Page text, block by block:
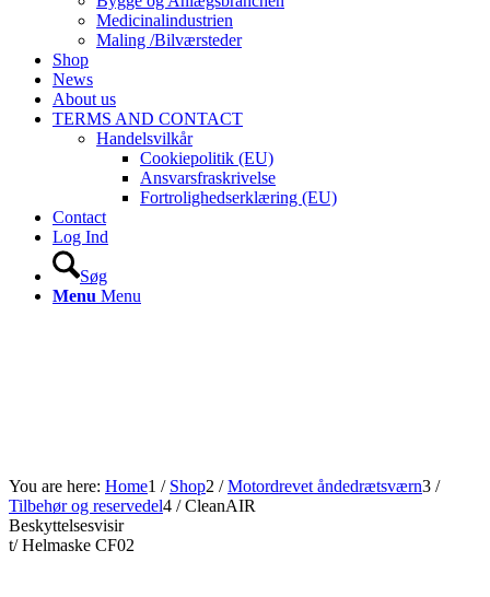
Medicinalindustrien
Maling /Bilværsteder
Shop
News
About us
TERMS AND CONTACT
Handelsvilkår
Cookiepolitik (EU)
Ansvarsfraskrivelse
Fortrolighedserklæring (EU)
Contact
Log Ind
Søg
Menu Menu
You are here: Home1 / Shop2 / Motordrevet åndedrætsværn3 /
Tilbehør og reservedel4 / CleanAIR
Beskyttelsesvisir
t/ Helmaske CF02